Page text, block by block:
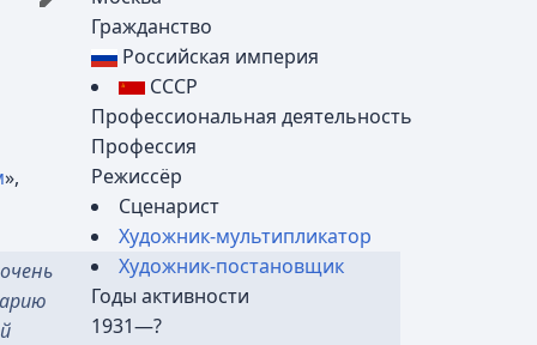
Гражданство
Российская империя
СССР
Профессиональная деятельность
Профессия
Режиссёр
Сценарист
Художник-мультипликатор
Художник-постановщик
Годы активности
1931—?
»,